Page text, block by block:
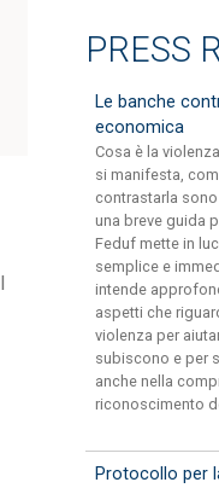
PRESS
Le banche
economica
Cosa è la
si manifesta,
contrastarla
una breve guida
Feduf mette in
semplice e
intende
aspetti che
violenza per
subiscono e per
anche nella
riconoscimento
Protocollo per